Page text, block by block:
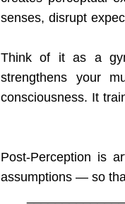
senses, disrupt
Think of it as a
strengthens your
consciousness. It
Post-Perception is
assumptions — so